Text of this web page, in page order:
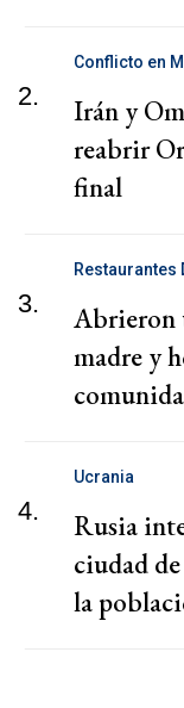
2.
Conflicto en
Irán y
reabrir
final
3.
Restaurantes
Abrieron
madre y
4.
Ucrania
Rusia
ciudad
la